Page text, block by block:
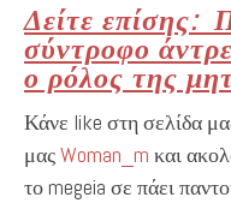
Δείτε επίσης:
σύντροφο
ο ρόλος της
Κάνε like στη σελίδα
μαςWoman_m και
το megeia σε πάει